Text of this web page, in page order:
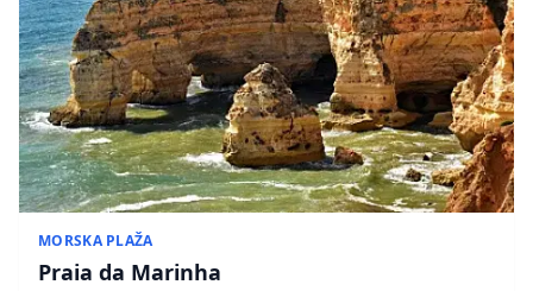
MORSKA PLAŽA
Praia da Marinha